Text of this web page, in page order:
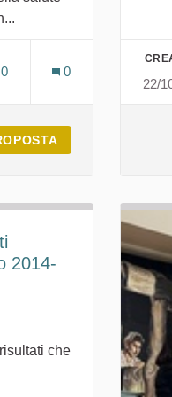
ESPOSIZIONE E
0 0
VALUTAZIONE
22/
2014-
che